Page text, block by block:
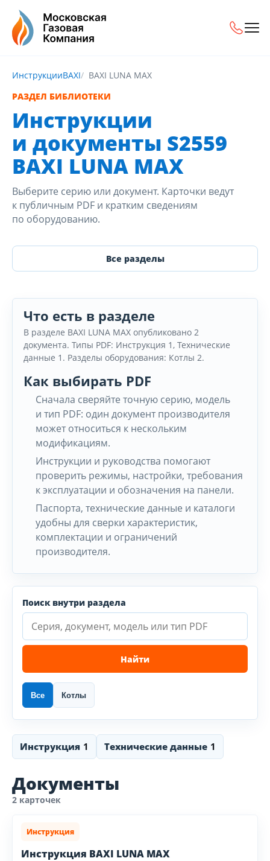
ИнструкцииBAXI
BAXI LUNA MAX
РАЗДЕЛ БИБЛИОТЕКИ
Инструкции
и документы S2559
BAXI LUNA MAX
Выберите серию или документ. Карточки ведут
к публичным PDF и кратким сведениям
по оборудованию.
Все разделы
Что есть в разделе
В разделе BAXI LUNA MAX опубликовано 2
документа. Типы PDF: Инструкция 1, Технические
данные 1. Разделы оборудования: Котлы 2.
Как выбирать PDF
Сначала сверяйте точную серию, модель
и тип PDF: один документ производителя
может относиться к нескольким
модификациям.
Инструкции и руководства помогают
проверить режимы, настройки, требования
к эксплуатации и обозначения на панели.
Паспорта, технические данные и каталоги
удобны для сверки характеристик,
комплектации и ограничений
производителя.
Поиск внутри раздела
Найти
Все Котлы
Инструкция 1 Технические данные 1
Документы
2 карточек
Инструкция
Инструкция BAXI LUNA MAX